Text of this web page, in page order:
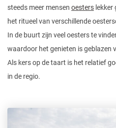
steeds meer mensen oesters lekker
het ritueel van verschillende
In de buurt zijn veel oesters te
waardoor het genieten is geblazen
Als kers op de taart is het relatief
in de regio.